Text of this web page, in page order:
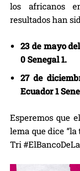
los africanos
resultados han
23 de mayo
0 Senegal 1.
27 de
Ecuador 1
Esperemos que
lema que dice
Tri